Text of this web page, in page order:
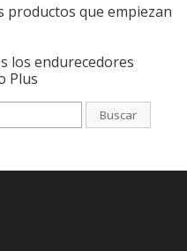
productos que empiezan
los endurecedores
Plus
Buscar